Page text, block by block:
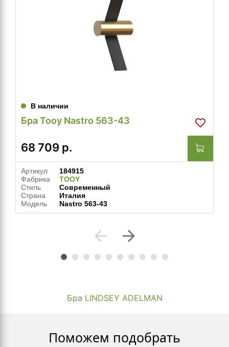
В наличии
Бра Tooy Nastro 563-43
68 709 р.
Артикул
184915
Фабрика
TOOY
Стиль
Современный
Страна
Италия
Модель
Nastro 563-43
arrow_back arrow_forward
Бра LINDSEY ADELMAN
Поможем подобрать